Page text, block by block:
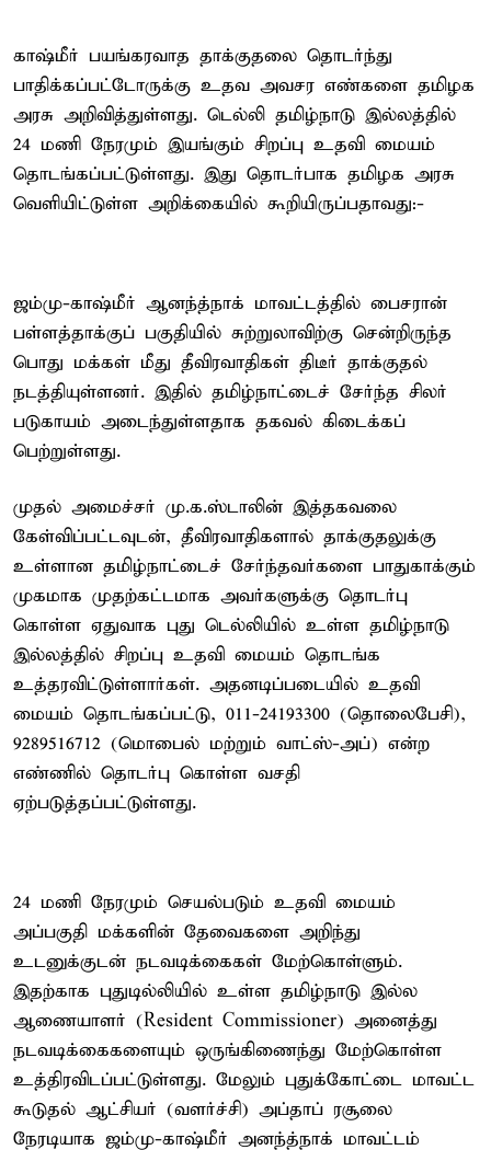
காஷ்மீர் பயங்கரவாத தாக்குதலை தொடர்ந்து
பாதிக்கப்பட்டோருக்கு உதவ அவசர எண்களை தமிழக
அரசு அறிவித்துள்ளது. டெல்லி தமிழ்நாடு இல்லத்தில்
24 மணி நேரமும் இயங்கும் சிறப்பு உதவி மையம்
தொடங்கப்பட்டுள்ளது. இது தொடர்பாக தமிழக அரசு
வெளியிட்டுள்ள அறிக்கையில் கூறியிருப்பதாவது:-
ஜம்மு-காஷ்மீர் ஆனந்த்நாக் மாவட்டத்தில் பைசரான்
பள்ளத்தாக்குப் பகுதியில் சுற்றுலாவிற்கு சென்றிருந்த
பொது மக்கள் மீது தீவிரவாதிகள் திடீர் தாக்குதல்
நடத்தியுள்ளனர். இதில் தமிழ்நாட்டைச் சேர்ந்த சிலர்
படுகாயம் அடைந்துள்ளதாக தகவல் கிடைக்கப்
பெற்றுள்ளது.
முதல் அமைச்சர் மு.க.ஸ்டாலின் இத்தகவலை
கேள்விப்பட்டவுடன், தீவிரவாதிகளால் தாக்குதலுக்கு
உள்ளான தமிழ்நாட்டைச் சேர்ந்தவர்களை பாதுகாக்கும்
முகமாக முதற்கட்டமாக அவர்களுக்கு தொடர்பு
கொள்ள ஏதுவாக புது டெல்லியில் உள்ள தமிழ்நாடு
இல்லத்தில் சிறப்பு உதவி மையம் தொடங்க
உத்தரவிட்டுள்ளார்கள். அதனடிப்படையில் உதவி
மையம் தொடங்கப்பட்டு, 011-24193300 (தொலைபேசி),
9289516712 (மொபைல் மற்றும் வாட்ஸ்-அப்) என்ற
எண்ணில் தொடர்பு கொள்ள வசதி
ஏற்படுத்தப்பட்டுள்ளது.
24 மணி நேரமும் செயல்படும் உதவி மையம்
அப்பகுதி மக்களின் தேவைகளை அறிந்து
உடனுக்குடன் நடவடிக்கைகள் மேற்கொள்ளும்.
இதற்காக புதுடில்லியில் உள்ள தமிழ்நாடு இல்ல
ஆணையாளர் (Resident Commissioner) அனைத்து
நடவடிக்கைகளையும் ஒருங்கிணைந்து மேற்கொள்ள
உத்திரவிடப்பட்டுள்ளது. மேலும் புதுக்கோட்டை மாவட்ட
கூடுதல் ஆட்சியர் (வளர்ச்சி) அப்தாப் ரசூலை
நேரடியாக ஜம்மு-காஷ்மீர் அனந்த்நாக் மாவட்டம்